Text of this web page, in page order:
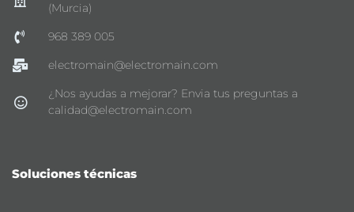
(Murcia)
968 389 005
electromain@electromain.com
¿Nos ayudas a mejorar? Envia tus preguntas a
calidad@electromain.com
Soluciones técnicas